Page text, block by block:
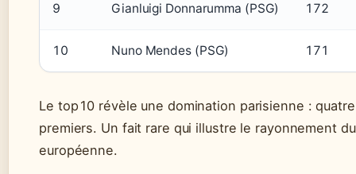
9 Gianluigi Donnarumma (PSG) 172
10 Nuno Mendes (PSG) 171
Le top 10 révèle une domination parisienne :
premiers. Un fait rare qui illustre le rayonnement
européenne.